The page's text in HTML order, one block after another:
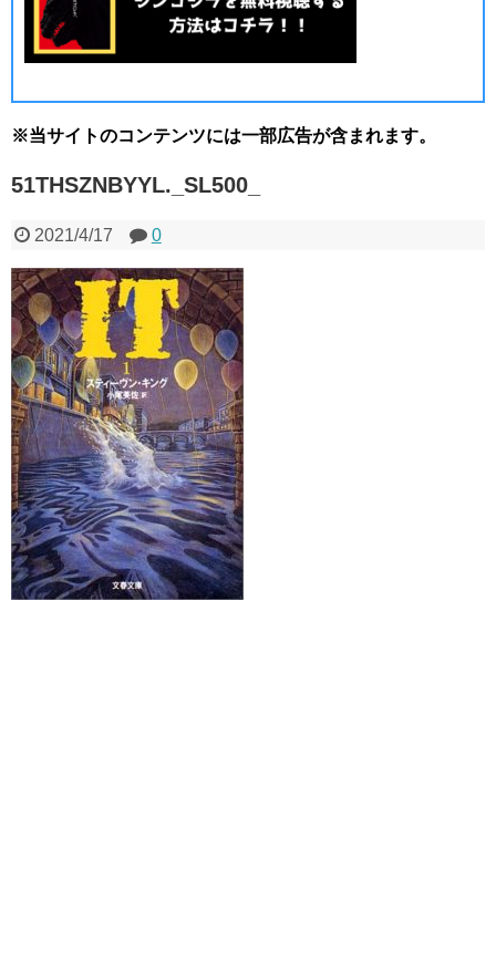
※当サイトのコンテンツには一部広告が含まれます。
51THSZNBYYL._SL500_
2021/4/17 0